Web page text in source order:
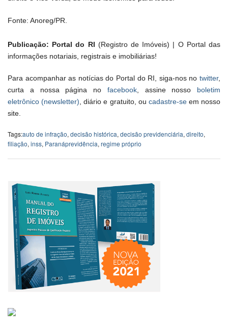
Fonte: Anoreg/PR.
Publicação: Portal do RI (Registro de Imóveis) | O Portal das
informações notariais, registrais e imobiliárias!
Para acompanhar as notícias do Portal do RI, siga-nos no twitter,
curta a nossa página no facebook, assine nosso boletim
eletrônico (newsletter) , diário e gratuito, ou cadastre-seem nosso
site.
Tags:auto de infração, decisão histórica, decisão previdenciária, direito,
filiação, inss, Paranáprevidência, regime próprio